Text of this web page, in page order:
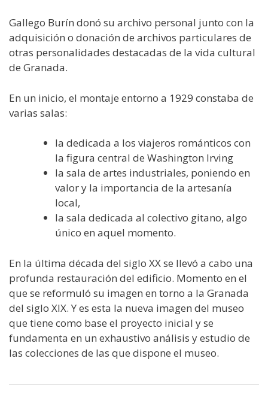
Gallego Burín donó su archivo personal junto con la
adquisición o donación de archivos particulares de
otras personalidades destacadas de la vida cultural
de Granada.
En un inicio, el montaje entorno a 1929 constaba de
varias salas:
la dedicada a los viajeros románticos con
la figura central de Washington Irving
la sala de artes industriales, poniendo en
valor y la importancia de la artesanía
local,
la sala dedicada al colectivo gitano, algo
único en aquel momento.
En la última década del siglo XX se llevó a cabo una
profunda restauración del edificio. Momento en el
que se reformuló su imagen en torno a la Granada
del siglo XIX. Y es esta la nueva imagen del museo
que tiene como base el proyecto inicial y se
fundamenta en un exhaustivo análisis y estudio de
las colecciones de las que dispone el museo.